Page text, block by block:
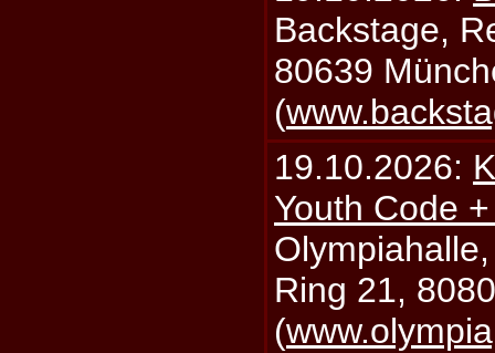
Backstage,
80639
(
19.10.2026:
Youth Code
Ring 21,
(